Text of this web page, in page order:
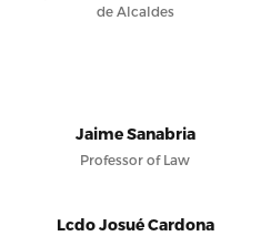
de Alcaldes
Jaime Sanabria
Professor of Law
Lcdo Josué Cardona